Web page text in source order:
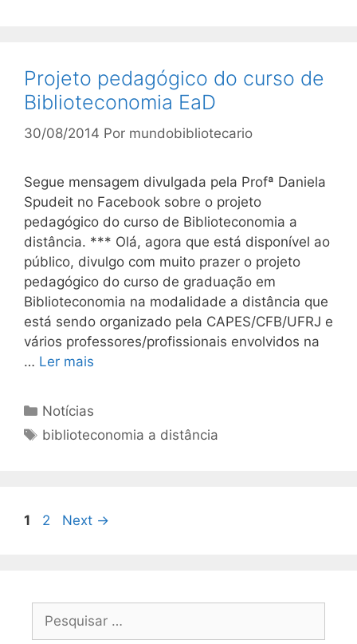
Projeto pedagógico do curso de
Biblioteconomia EaD
30/08/2014 Por mundobibliotecario
Segue mensagem divulgada pela Profª Daniela
Spudeit no Facebook sobre o projeto
pedagógico do curso de Biblioteconomia a
distância. *** Olá, agora que está disponível ao
público, divulgo com muito prazer o projeto
pedagógico do curso de graduação em
Biblioteconomia na modalidade a distância que
está sendo organizado pela CAPES/CFB/UFRJ e
vários professores/profissionais envolvidos na
… Ler mais
Categorias
Notícias
Tags
biblioteconomia a distância
Page
1 Page
2 Next →
por: